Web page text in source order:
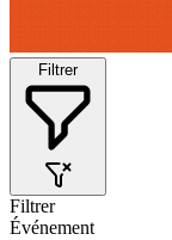
Filtrer
Filtrer
Événement